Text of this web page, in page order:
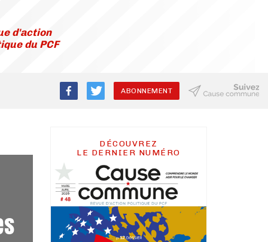
d'action
du PCF
ABONNEMENT
DÉCOUVREZ
LE DERNIER NUMÉRO